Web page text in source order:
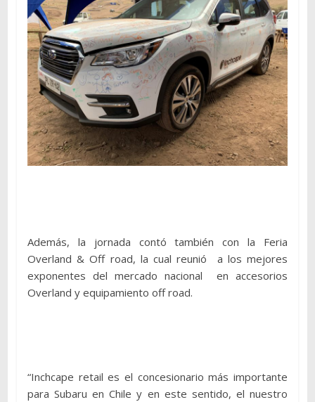
Además, la jornada contó también con la Feria
Overland & Off road, la cual reunió a los mejores
exponentes del mercado nacional en accesorios
Overland y equipamiento off road.
“Inchcape retail es el concesionario más importante
para Subaru en Chile y en este sentido, el nuestro